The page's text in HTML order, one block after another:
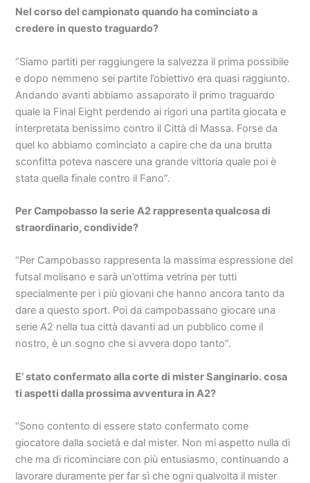
Nel corso del campionato quando ha cominciato a
credere in questo traguardo?
“Siamo partiti per raggiungere la salvezza il prima possibile
e dopo nemmeno sei partite l’obiettivo era quasi raggiunto.
Andando avanti abbiamo assaporato il primo traguardo
quale la Final Eight perdendo ai rigori una partita giocata e
interpretata benissimo contro il Città di Massa. Forse da
quel ko abbiamo cominciato a capire che da una brutta
sconfitta poteva nascere una grande vittoria quale poi è
stata quella finale contro il Fano”.
Per Campobasso la serie A2 rappresenta qualcosa di
straordinario, condivide?
“Per Campobasso rappresenta la massima espressione del
futsal molisano e sarà un’ottima vetrina per tutti
specialmente per i più giovani che hanno ancora tanto da
dare a questo sport. Poi da campobassano giocare una
serie A2 nella tua città davanti ad un pubblico come il
nostro, è un sogno che si avvera dopo tanto”.
E’ stato confermato alla corte di mister Sanginario. cosa
ti aspetti dalla prossima avventura in A2?
“Sono contento di essere stato confermato come
giocatore dalla società e dal mister. Non mi aspetto nulla di
che ma di ricominciare con più entusiasmo, continuando a
lavorare duramente per far sì che ogni qualvolta il mister